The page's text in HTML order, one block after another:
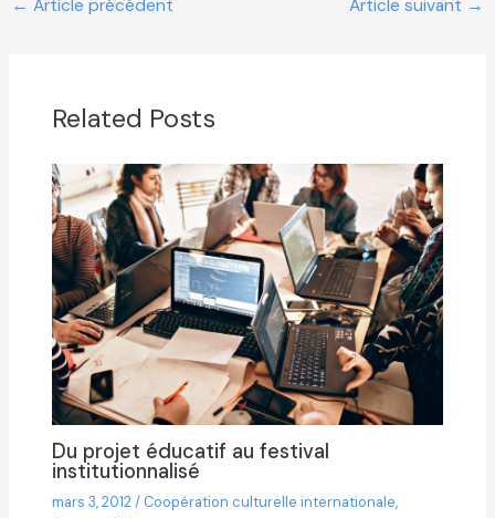
← Article précédent Article suivant →
Related Posts
Du projet éducatif au festival
institutionnalisé
mars 3, 2012/ Coopération culturelle internationale,